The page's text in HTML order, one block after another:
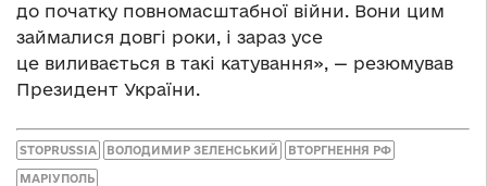
до початку повномасштабної війни. Вони цим
займалися довгі роки, і зараз усе
це виливається в такі катування», — резюмував
Президент України.
STOPRUSSIA ВОЛОДИМИР ЗЕЛЕНСЬКИЙ ВТОРГНЕННЯ РФ
МАРІУПОЛЬ